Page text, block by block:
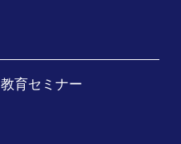
教育セミナー